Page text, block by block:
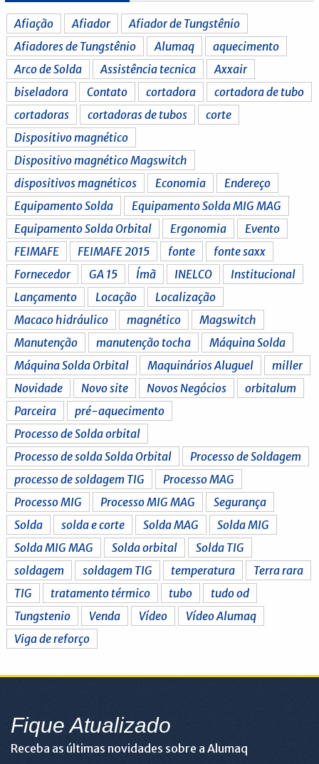
Afiação Afiador
Afiador de Tungstênio
Afiadores de Tungstênio
Alumaq
aquecimento
Arco de Solda
Assistência tecnica
Axxair
biseladora
Contato cortadora
cortadora de tubo
cortadoras
cortadoras de tubos
corte
Dispositivo magnético
Dispositivo magnético Magswitch
dispositivos magnéticos
Economia
Endereço
Equipamento Solda
Equipamento Solda MIG MAG
Equipamento Solda Orbital
Ergonomia
Evento
FEIMAFE
FEIMAFE 2015 fonte
fonte saxx
Fornecedor
GA 15 Ímã INELCO
Institucional
Lançamento
Locação
Localização
Macaco hidráulico
magnético
Magswitch
Manutenção
manutenção tocha
Máquina Solda
Máquina Solda Orbital
Maquinários Aluguel
miller
Novidade
Novo site Novos Negócios
orbitalum
Parceira
pré-aquecimento
Processo de Solda orbital
Processo de solda Solda Orbital
Processo de Soldagem
processo de soldagem TIG
Processo MAG
Processo MIG
Processo MIG MAG
Segurança
Solda
solda e corte Solda MAG
Solda MIG
Solda MIG MAG
Solda orbital
Solda TIG
soldagem
soldagem TIG temperatura
Terra rara
TIG
tratamento térmico tubo
tudo od
Tungstenio
Venda Vídeo
Vídeo Alumaq
Viga de reforço
Fique Atualizado
Receba as últimas novidades sobre a Alumaq